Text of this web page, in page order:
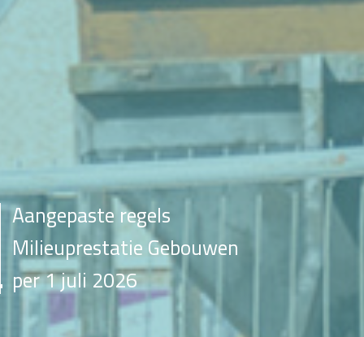
Aangepaste regels
Milieuprestatie Gebouwen
per 1 juli 2026